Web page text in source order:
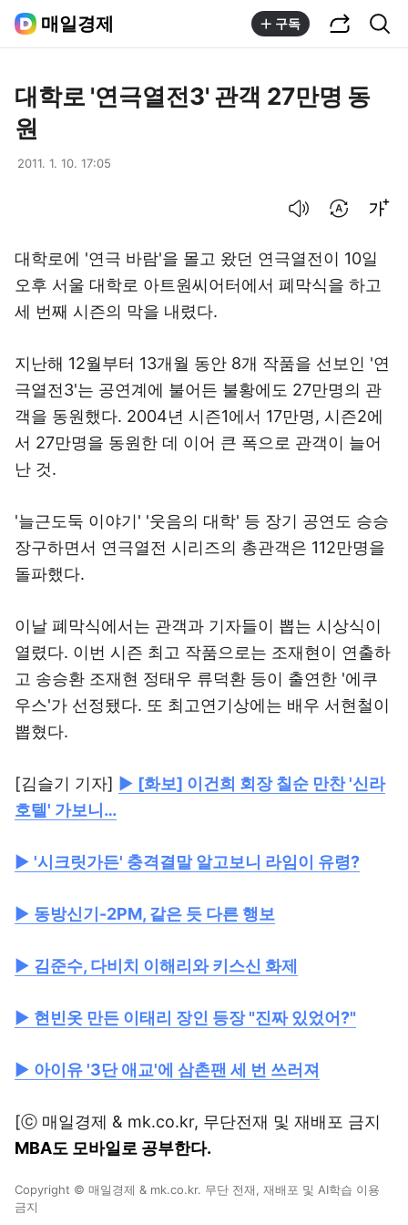
매일경제 구독
대학로 '연극열전3' 관객 27만명 동
원
2011. 1. 10. 17:05
대학로에 '연극 바람'을 몰고 왔던 연극열전이 10일
오후 서울 대학로 아트원씨어터에서 폐막식을 하고
세 번째 시즌의 막을 내렸다.
지난해 12월부터 13개월 동안 8개 작품을 선보인 '연
극열전3'는 공연계에 불어든 불황에도 27만명의 관
객을 동원했다. 2004년 시즌1에서 17만명, 시즌2에
서 27만명을 동원한 데 이어 큰 폭으로 관객이 늘어
난 것.
'늘근도둑 이야기' '웃음의 대학' 등 장기 공연도 승승
장구하면서 연극열전 시리즈의 총관객은 112만명을
돌파했다.
이날 폐막식에서는 관객과 기자들이 뽑는 시상식이
열렸다. 이번 시즌 최고 작품으로는 조재현이 연출하
고 송승환 조재현 정태우 류덕환 등이 출연한 '에쿠
우스'가 선정됐다. 또 최고연기상에는 배우 서현철이
뽑혔다.
[김슬기 기자] ▶ [화보] 이건희 회장 칠순 만찬 '신라
호텔' 가보니…
▶ '시크릿가든' 충격결말 알고보니 라임이 유령?
▶ 동방신기-2PM, 같은 듯 다른 행보
▶ 김준수, 다비치 이해리와 키스신 화제
▶ 현빈옷 만든 이태리 장인 등장 "진짜 있었어?"
▶ 아이유 '3단 애교'에 삼촌팬 세 번 쓰러져
[ⓒ 매일경제 & mk.co.kr, 무단전재 및 재배포 금지
MBA도 모바일로 공부한다.
Copyright © 매일경제 & mk.co.kr. 무단 전재, 재배포 및 AI학습 이용
금지